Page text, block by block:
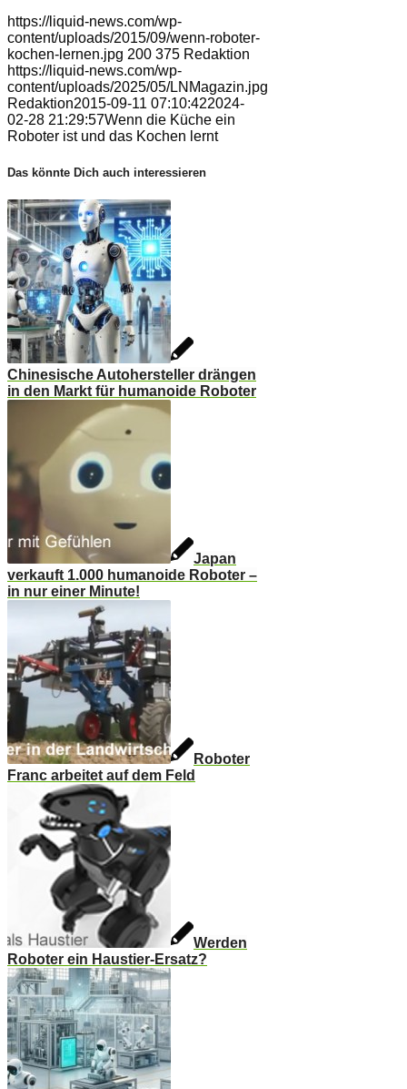
https://liquid-news.com/wp-
content/uploads/2015/09/wenn-roboter-
kochen-lernen.jpg 200 375 Redaktion
https://liquid-news.com/wp-
content/uploads/2025/05/LNMagazin.jpg
Redaktion2015-09-11 07:10:422024-
02-28 21:29:57Wenn die Küche ein
Roboter ist und das Kochen lernt
Das könnte Dich auch interessieren
Chinesische Autohersteller drängen
in den Markt für humanoide Roboter
Japan
verkauft 1.000 humanoide Roboter –
in nur einer Minute!
Roboter
Franc arbeitet auf dem Feld
Werden
Roboter ein Haustier-Ersatz?